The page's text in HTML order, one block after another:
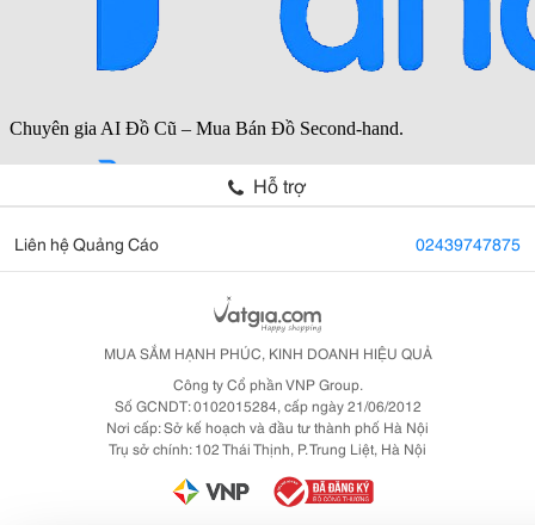
Hỗ trợ
Liên hệ Quảng Cáo 02439747875
MUA SẮM HẠNH PHÚC, KINH DOANH HIỆU QUẢ
Công ty Cổ phần VNP Group.
Số GCNDT: 0102015284, cấp ngày 21/06/2012
Nơi cấp: Sở kế hoạch và đầu tư thành phố Hà Nội
Trụ sở chính: 102 Thái Thịnh, P. Trung Liệt, Hà Nội